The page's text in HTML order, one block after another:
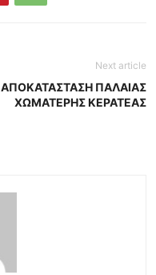
Next article
ΑΠΟΚΑΤΑΣΤΑΣΗ ΠΑΛΑΙΑΣ
ΧΩΜΑΤΕΡΗΣ ΚΕΡΑΤΕΑΣ